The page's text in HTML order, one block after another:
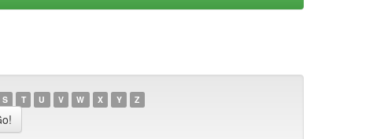
S T U V W X Y Z